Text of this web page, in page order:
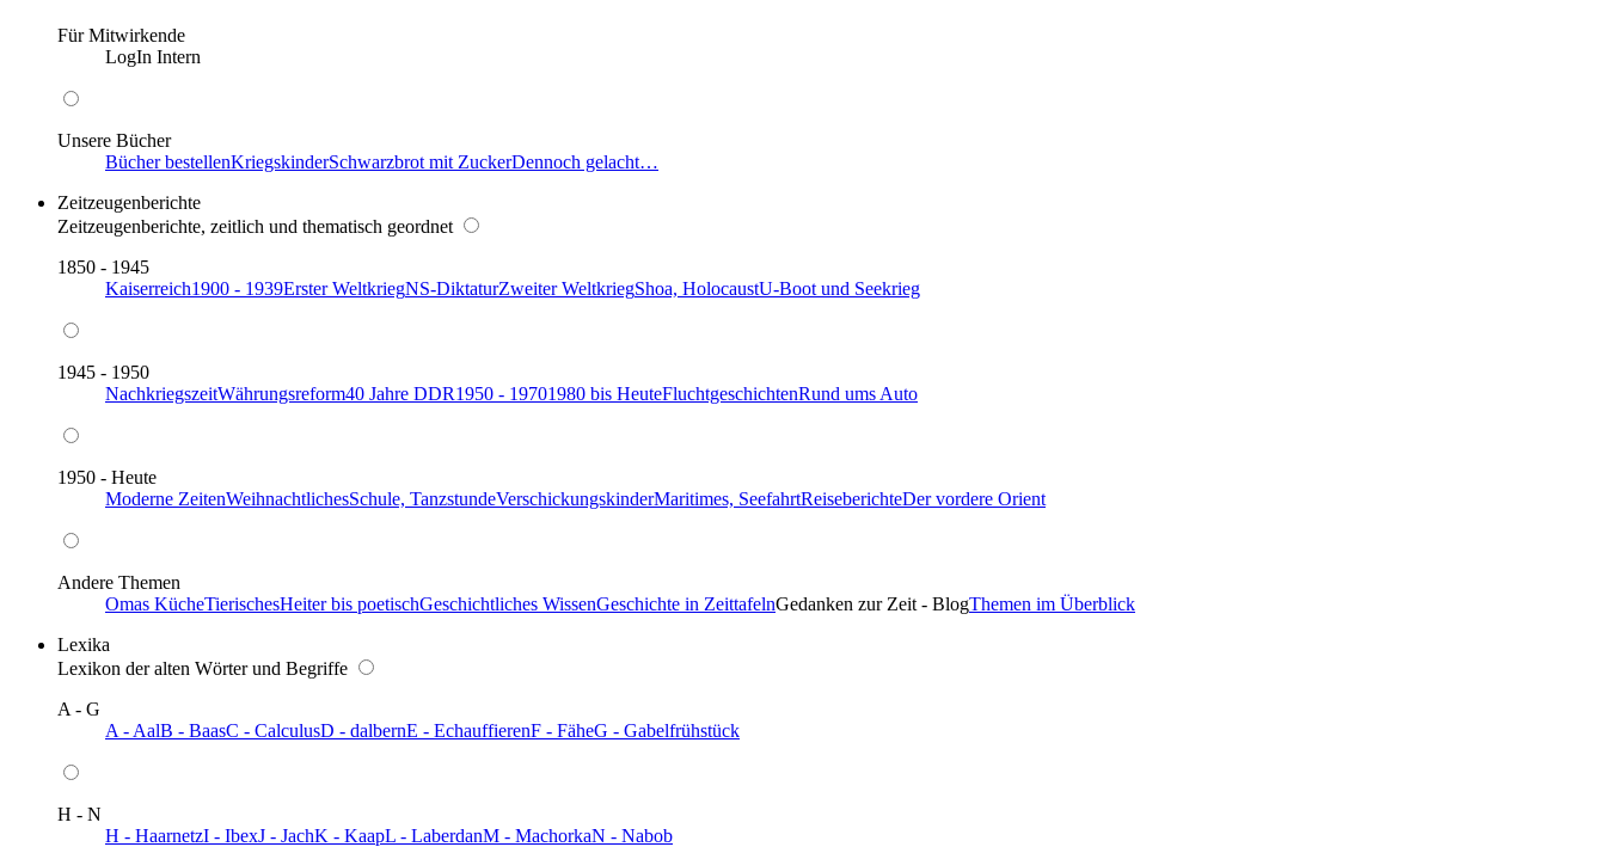
Für Mitwirkende
LogIn Intern
Unsere Bücher
Bücher bestellenKriegskinderSchwarzbrot mit ZuckerDennoch gelacht…
Zeitzeugenberichte
Zeitzeugenberichte, zeitlich und thematisch geordnet
1850 - 1945
Kaiserreich1900 - 1939Erster WeltkriegNS-DiktaturZweiter WeltkriegShoa, HolocaustU-Boot und Seekrieg
1945 - 1950
NachkriegszeitWährungsreform40 Jahre DDR1950 - 19701980 bis HeuteFluchtgeschichtenRund ums Auto
1950 - Heute
Moderne ZeitenWeihnachtlichesSchule, TanzstundeVerschickungskinderMaritimes, SeefahrtReiseberichteDer vordere Orient
Andere Themen
Omas KücheTierischesHeiter bis poetischGeschichtliches WissenGeschichte in ZeittafelnGedanken zur Zeit - BlogThemen im Überblick
Lexika
Lexikon der alten Wörter und Begriffe
A - G
A - AalB - BaasC - CalculusD - dalbernE - EchauffierenF - FäheG - Gabelfrühstück
H - N
H - HaarnetzI - IbexJ - JachK - KaapL - LaberdanM - MachorkaN - Nabob